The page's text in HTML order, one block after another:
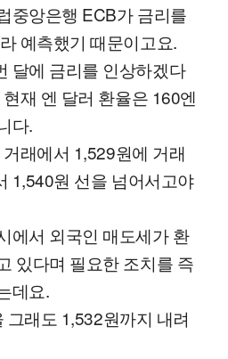
중앙은행 ECB가 금리를
예측했기 때문이고요.
달에 금리를 인상하겠다
재 엔 달러 환율은 160엔
다.
래에서 1,529원에 거래
1,540원 선을 넘어서고야
에서 외국인 매도세가 환
있다며 필요한 조치를 즉
데요.
그래도 1,532원까지 내려